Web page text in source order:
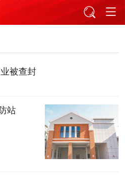
被查封
站